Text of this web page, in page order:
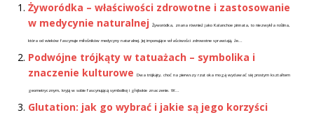
Żyworódka – właściwości zdrowotne i zastosowanie
w medycynie naturalnej
Żyworódka, znana również jako Kalanchoe pinnata, to niezwykła roślina,
która od wieków fascynuje miłośników medycyny naturalnej. Jej imponujące właściwości zdrowotne sprawiają, że...
Podwójne trójkąty w tatuażach – symbolika i
znaczenie kulturowe
Dwa trójkąty, choć na pierwszy rzut oka mogą wydawać się prostym kształtem
geometrycznym, kryją w sobie fascynującą symbolikę i głębokie znaczenie. W...
Glutation: jak go wybrać i jakie są jego korzyści